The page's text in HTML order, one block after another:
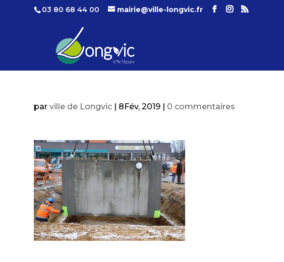
03 80 68 44 00 mairie@ville-longvic.fr
parville de Longvic | 8Fév, 2019 | 0 commentaires